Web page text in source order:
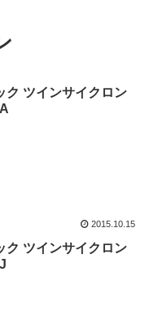
ク ツインサイクロン
2015.10.15
ク ツインサイクロン